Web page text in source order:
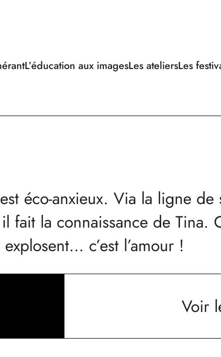
L’éducation aux imagesLes ateliersLes
éco-anxieux. Via la ligne de
fait la connaissance de Tina.
c’est l’amour !
Voir